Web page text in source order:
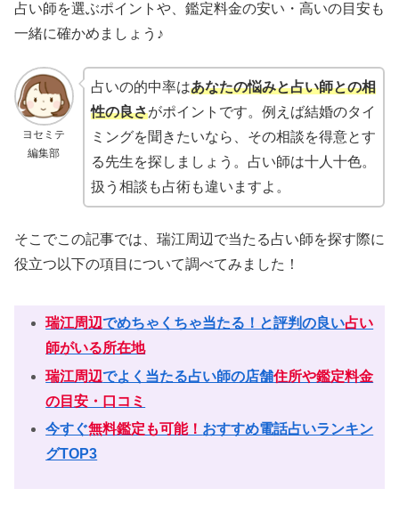
占い師を選ぶポイントや、鑑定料金の安い・高いの目安も
一緒に確かめましょう♪
ヨセミテ
編集部
占いの的中率はあなたの悩みと占い師との相
性の良さがポイントです。例えば結婚のタイ
ミングを聞きたいなら、その相談を得意とす
る先生を探しましょう。占い師は十人十色。
扱う相談も占術も違いますよ。
そこでこの記事では、瑞江周辺で当たる占い師を探す際に
役立つ以下の項目について調べてみました！
瑞江周辺でめちゃくちゃ当たる！と評判の良い占い
師がいる所在地
瑞江周辺でよく当たる占い師の店舗住所や鑑定料金
の目安・口コミ
今すぐ無料鑑定も可能！ おすすめ電話占いランキン
グTOP3